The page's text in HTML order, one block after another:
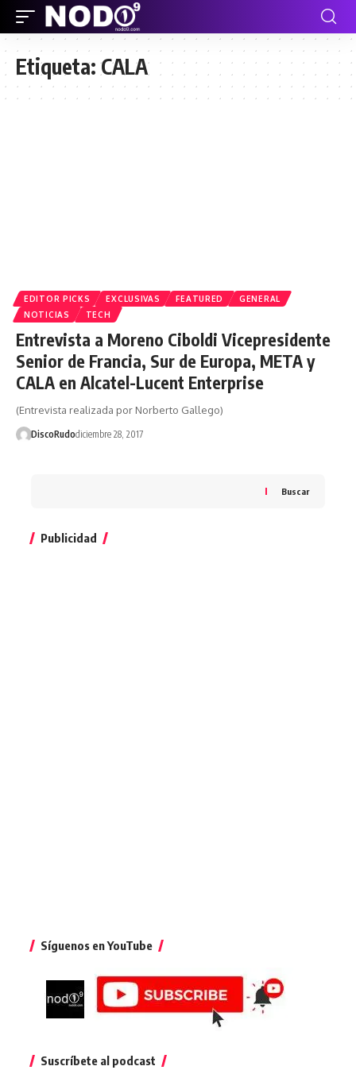
Etiqueta:CALA
EDITOR PICKS EXCLUSIVAS FEATURED
GENERAL
NOTICIAS
TECH
Entrevista a Moreno Ciboldi Vicepresidente
Senior de Francia, Sur de Europa, META y
CALA en Alcatel-Lucent Enterprise
(Entrevista realizada por Norberto Gallego)
DiscoRudodiciembre 28, 2017
Buscar
Publicidad
Síguenos en YouTube
Suscríbete al podcast